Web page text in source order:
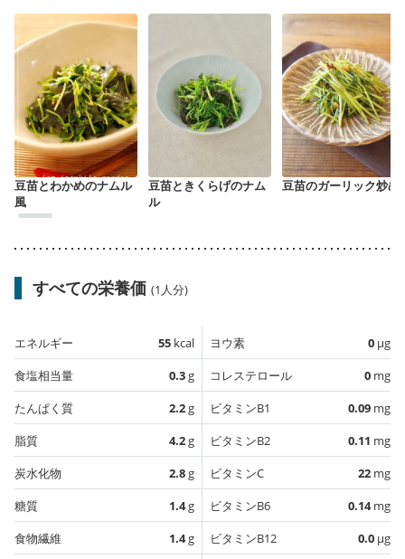
豆苗とわかめのナムル
風
豆苗ときくらげのナム
ル
豆苗のガーリック炒め
すべての栄養価 (1人分)
エネルギー 55 kcal
食塩相当量
0.3g
たんぱく質
2.2g
脂質
4.2g
炭水化物
2.8g
糖質
1.4g
食物繊維
1.4g
ヨウ素 0 µg
コレステロール
0 mg
ビタミンB1
0.09 mg
ビタミンB2
0.11 mg
ビタミンC
22 mg
ビタミンB6
0.14mg
ビタミンB12
0.0 µg